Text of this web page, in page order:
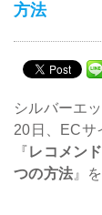
ブログ
ニュース
方法
シルバーエ
20日、ECサ
『レコメン
つの方法 』